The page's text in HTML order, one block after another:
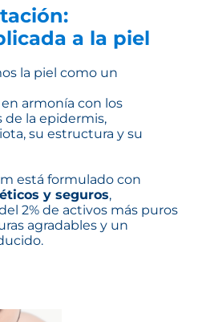
a la piel
la piel como un
armonía con los
de la epidermis,
su estructura y su
está formulado con
y seguros,
2% de activos más puros
agradables y un